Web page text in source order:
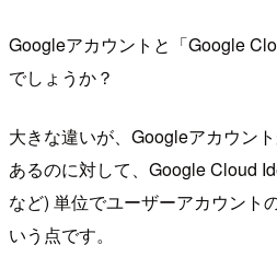
Googleアカウントと「Google
でしょうか？
大きな違いが、Googleアカウン
あるのに対して、Google Cloud
など) 単位でユーザーアカウント
いう点です。